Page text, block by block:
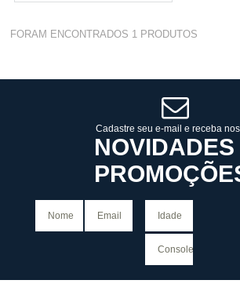
Varejo: R$ 4.050,70
10 x de R$ 255,09
FORAM ENCONTRADOS 1 PRODUTOS
Cadastre seu e-mail e receba
NOVIDADES